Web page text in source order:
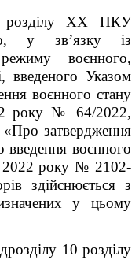
розділу ХХ ПКУ
у зв’язку із
воєнного,
введеного Указом
воєнного стану
року № 64/2022,
затвердження
введення воєнного
2022 року № 2102-
здійснюється з
у цьому
10 розділу